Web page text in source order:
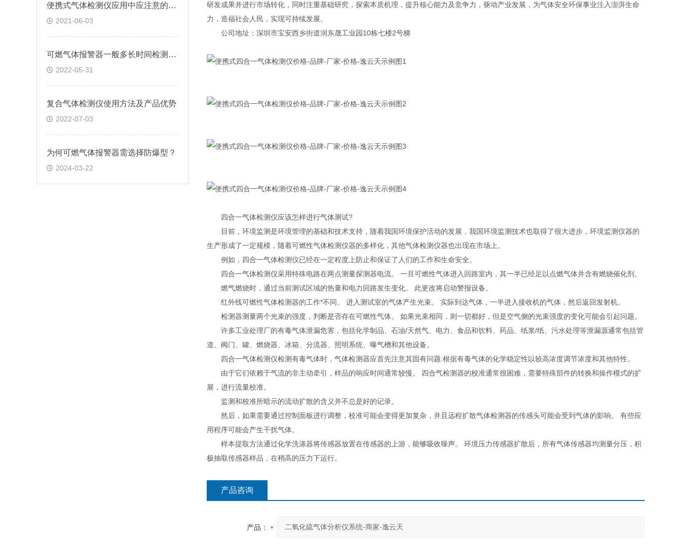
便携式气体检测仪应用中应注意的要点解析
2021-06-03
可燃气体报警器一般多长时间检测一次的
2022-05-31
复合气体检测仪使用方法及产品优势
2022-07-03
为何可燃气体报警器需选择防爆型？
2024-03-22
研发成果并进行市场转化，同时注重基础研究，探索本质机理，提升核心能力及竞争力，驱动产业发展，为气体安全环保事业注入澎湃生命
力，造福社会人民，实现可持续发展。
公司地址：深圳市宝安西乡街道润东晟工业园10栋七楼2号梯
四合一气体检测仪应该怎样进行气体测试?
目前，环境监测是环境管理的基础和技术支持，随着我国环境保护活动的发展，我国环境监测技术也取得了很大进步，环境监测仪器的
生产形成了一定规模，随着可燃性气体检测仪器的多样化，其他气体检测仪器也出现在市场上。
例如，四合一气体检测仪已经在一定程度上防止和保证了人们的工作和生命安全。
四合一气体检测仪采用特殊电路在两点测量探测器电流。 一旦可燃性气体进入回路室内，其一半已经足以点燃气体并含有燃烧催化剂。
燃气燃烧时，通过当前测试区域的热量和电力回路发生变化。 此更改将启动警报设备。
红外线可燃性气体检测器的工作*不同。 进入测试室的气体产生光束。 实际到达气体，一半进入接收机的气体，然后返回发射机。
检测器测量两个光束的强度，判断是否存在可燃性气体。 如果光束相同，则一切都好，但是空气侧的光束强度的变化可能会引起问题。
许多工业处理厂的有毒气体泄漏危害，包括化学制品、石油/天然气、电力、食品和饮料、药品、纸浆/纸、污水处理等泄漏源通常包括管
道、阀门、罐、燃烧器、冰箱、分流器、照明系统、曝气槽和其他设备。
四合一气体检测仪检测有毒气体时，气体检测器应首先注意其固有问题:根据有毒气体的化学稳定性以较高浓度调节浓度和其他特性。
由于它们依赖于气流的非主动牵引，样品的响应时间通常较慢。 四合气检测器的校准通常很困难，需要特殊部件的转换和操作模式的扩
展，进行流量校准。
监测和校准所暗示的流动扩散的含义并不总是好的记录。
然后，如果需要通过控制面板进行调整，校准可能会变得更加复杂，并且远程扩散气体检测器的传感头可能会受到气体的影响。 有些应
用程序可能会产生干扰气体。
样本提取方法通过化学洗涤器将传感器放置在传感器的上游，能够吸收噪声。 环境压力传感器扩散后，所有气体传感器均测量分压，积
极抽取传感器样品，在稍高的压力下运行。
产品咨询
产品：